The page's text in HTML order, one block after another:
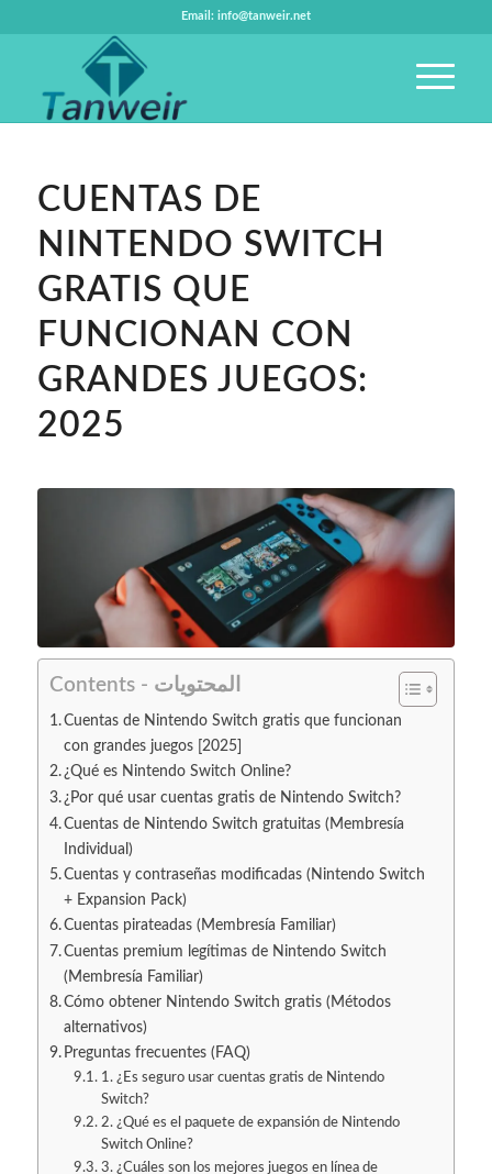
Email: info@tanweir.net
CUENTAS DE
NINTENDO SWITCH
GRATIS QUE
FUNCIONAN CON
GRANDES JUEGOS:
2025
Contents - المحتويات
Cuentas de Nintendo Switch gratis que funcionan
con grandes juegos [2025]
¿Qué es Nintendo Switch Online?
¿Por qué usar cuentas gratis de Nintendo Switch?
Cuentas de Nintendo Switch gratuitas (Membresía
Individual)
Cuentas y contraseñas modificadas (Nintendo Switch
+ Expansion Pack)
Cuentas pirateadas (Membresía Familiar)
Cuentas premium legítimas de Nintendo Switch
(Membresía Familiar)
Cómo obtener Nintendo Switch gratis (Métodos
alternativos)
Preguntas frecuentes (FAQ)
1. ¿Es seguro usar cuentas gratis de Nintendo
Switch?
2. ¿Qué es el paquete de expansión de Nintendo
Switch Online?
3. ¿Cuáles son los mejores juegos en línea de